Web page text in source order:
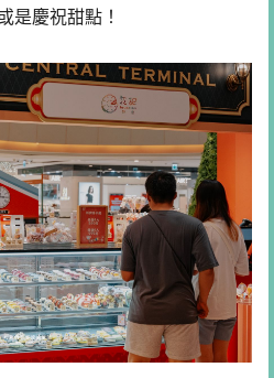
是慶祝甜點！